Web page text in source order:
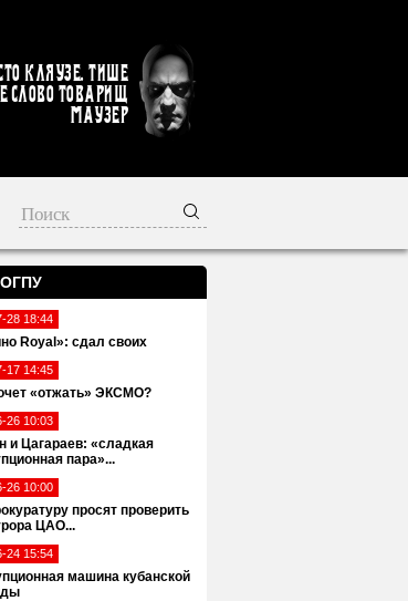
кляузе. Тише
слово товарищ
Маузер
28 18:44
Royal»: сдал своих
17 14:45
«отжать» ЭКСМО?
26 10:03
и Цагараев: «сладкая
пара»...
26 10:00
просят проверить
ЦАО...
24 15:54
машина кубанской